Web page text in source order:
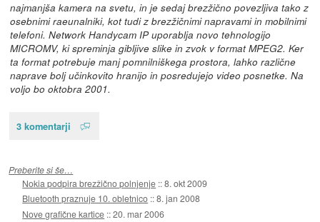
najmanjša kamera na svetu, in je sedaj brezžično povezljiva tako z
osebnimi raeunalniki, kot tudi z brezžičnimi napravami in mobilnimi
telefoni. Network Handycam IP uporablja novo tehnologijo
MICROMV, ki spreminja gibljive slike in zvok v format MPEG2. Ker
ta format potrebuje manj pomnilniškega prostora, lahko različne
naprave bolj učinkovito hranijo in posredujejo video posnetke. Na
voljo bo oktobra 2001.
3 komentarji
Preberite si še…
Nokia podpira brezžično polnjenje ::8. okt 2009
Bluetooth praznuje 10. obletnico ::8. jan 2008
Nove grafične kartice ::20. mar 2006